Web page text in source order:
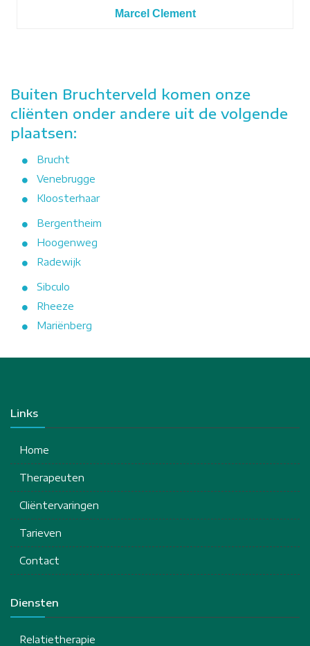
Marcel Clement
Buiten Bruchterveld komen onze
cliënten onder andere uit de volgende
plaatsen:
Brucht
Venebrugge
Kloosterhaar
Bergentheim
Hoogenweg
Radewijk
Sibculo
Rheeze
Mariënberg
Links
Home
Therapeuten
Cliëntervaringen
Tarieven
Contact
Diensten
Relatietherapie